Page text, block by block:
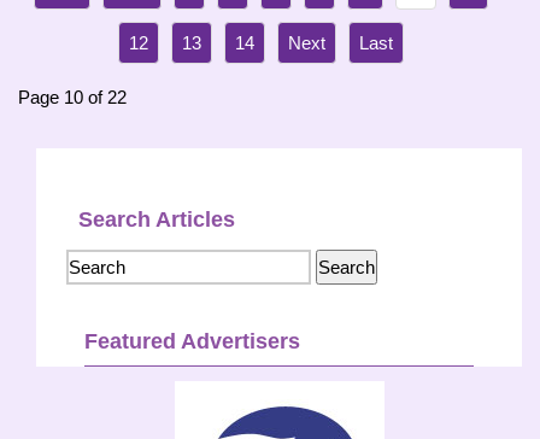
12 13 14
Page 10 of 22
Search Articles
Featured Advertisers